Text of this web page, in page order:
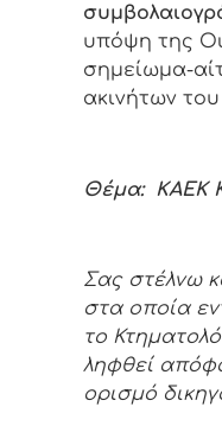
υπόψη της
σημείωμα-
ακινήτων
Θέμα: ΚΑΕΚ
Σας στέλνω
στα οποία
το
ληφθεί
ορισμό